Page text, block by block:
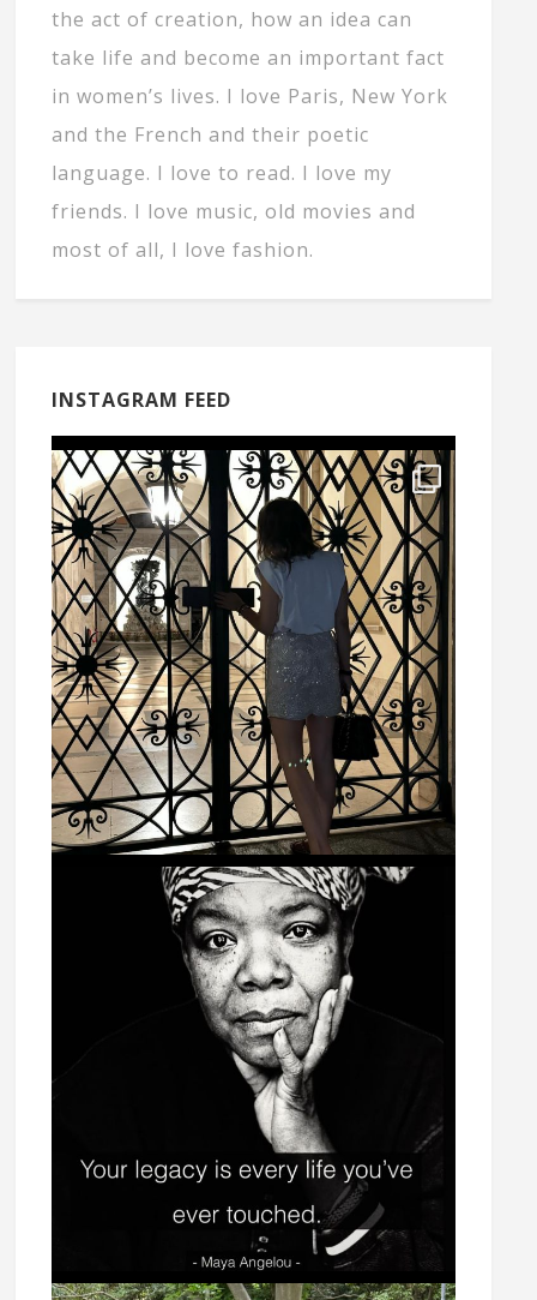
the act of creation, how an idea can
take life and become an important fact
in women’s lives. I love Paris, New York
and the French and their poetic
language. I love to read. I love my
friends. I love music, old movies and
most of all, I love fashion.
INSTAGRAM FEED